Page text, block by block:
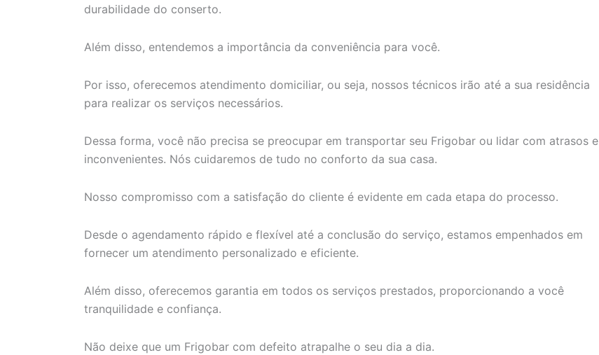
durabilidade do conserto.
Além disso, entendemos a importância da conveniência para você.
Por isso, oferecemos atendimento domiciliar, ou seja, nossos técnicos irão até a sua residência
para realizar os serviços necessários.
Dessa forma, você não precisa se preocupar em transportar seu Frigobar ou lidar com atrasos e
inconvenientes. Nós cuidaremos de tudo no conforto da sua casa.
Nosso compromisso com a satisfação do cliente é evidente em cada etapa do processo.
Desde o agendamento rápido e flexível até a conclusão do serviço, estamos empenhados em
fornecer um atendimento personalizado e eficiente.
Além disso, oferecemos garantia em todos os serviços prestados, proporcionando a você
tranquilidade e confiança.
Não deixe que um Frigobar com defeito atrapalhe o seu dia a dia.